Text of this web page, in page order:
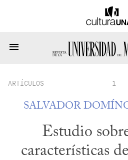
ARTÍCULOS 1
SALVADOR
Estudio
características